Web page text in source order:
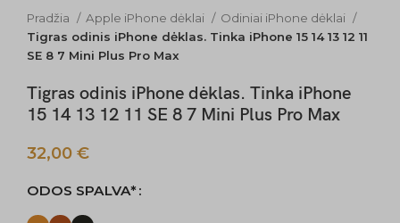
Pradžia Apple iPhone dėklai
Odiniai iPhone dėklai
Tigras odinis iPhone dėklas. Tinka iPhone 15 14 13 12 11
SE 8 7 Mini Plus Pro Max
Tigras odinis iPhone dėklas. Tinka iPhone
15 14 13 12 11 SE 8 7 Mini Plus Pro Max
32,00 €
ODOS SPALVA*